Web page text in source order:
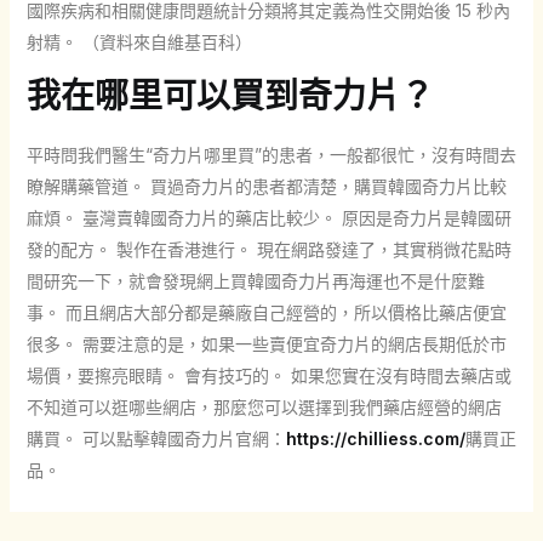
國際疾病和相關健康問題統計分類將其定義為性交開始後 15 秒內
射精。 （資料來自維基百科）
我在哪里可以買到奇力片？
平時問我們醫生“奇力片哪里買”的患者，一般都很忙，沒有時間去
瞭解購藥管道。 買過奇力片的患者都清楚，購買韓國奇力片比較
麻煩。 臺灣賣韓國奇力片的藥店比較少。 原因是奇力片是韓國研
發的配方。 製作在香港進行。 現在網路發達了，其實稍微花點時
間研究一下，就會發現網上買韓國奇力片再海運也不是什麼難
事。 而且網店大部分都是藥廠自己經營的，所以價格比藥店便宜
很多。 需要注意的是，如果一些賣便宜奇力片的網店長期低於市
場價，要擦亮眼睛。 會有技巧的。 如果您實在沒有時間去藥店或
不知道可以逛哪些網店，那麼您可以選擇到我們藥店經營的網店
購買。 可以點擊韓國奇力片官網： https://chilliess.com/購買正
品。